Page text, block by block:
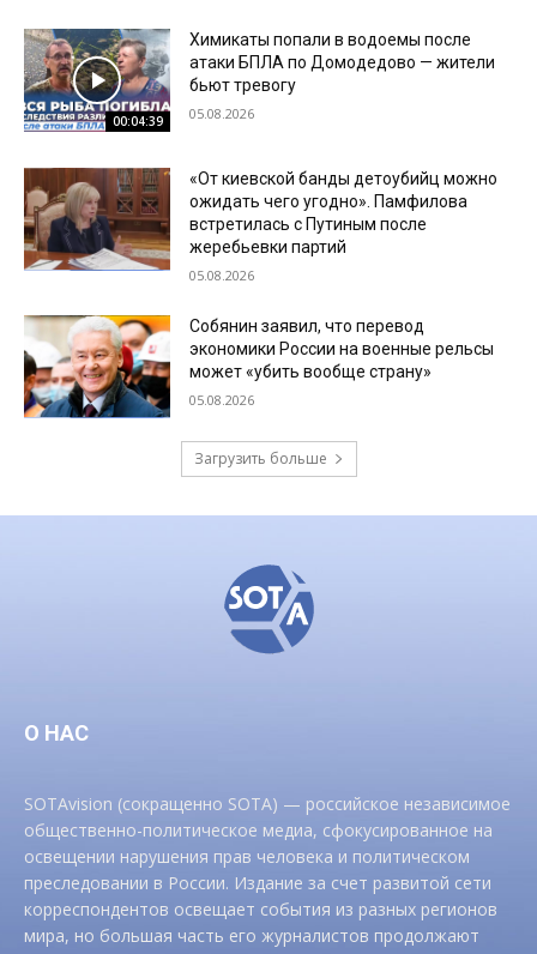
00:04:39
Химикаты попали в водоемы после
атаки БПЛА по Домодедово — жители
бьют тревогу
05.08.2026
«От киевской банды детоубийц можно
ожидать чего угодно». Памфилова
встретилась с Путиным после
жеребьевки партий
05.08.2026
Собянин заявил, что перевод
экономики России на военные рельсы
может «убить вообще страну»
05.08.2026
Загрузить больше
О НАС
SOTAvision (сокращенно SOTA) — российское независимое
общественно-политическое медиа, сфокусированное на
освещении нарушения прав человека и политическом
преследовании в России. Издание за счет развитой сети
корреспондентов освещает события из разных регионов
мира, но большая часть его журналистов продолжают